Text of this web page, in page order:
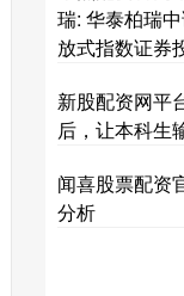
瑞: 华泰柏瑞
放式指数证券
新股配资网平
后，让本科生
闻喜股票配资
分析